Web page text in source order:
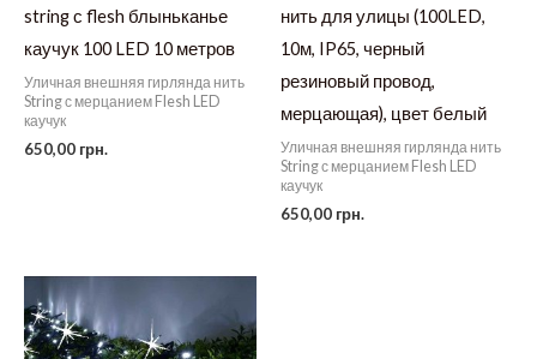
string с flesh блыньканье
каучук 100 LED 10 метров
Уличная внешняя гирлянда нить
String с мерцанием Flesh LED
каучук
650,00 грн.
нить для улицы (100LED,
10м, IP65, черный
резиновый провод,
мерцающая), цвет белый
Уличная внешняя гирлянда нить
String с мерцанием Flesh LED
каучук
650,00 грн.